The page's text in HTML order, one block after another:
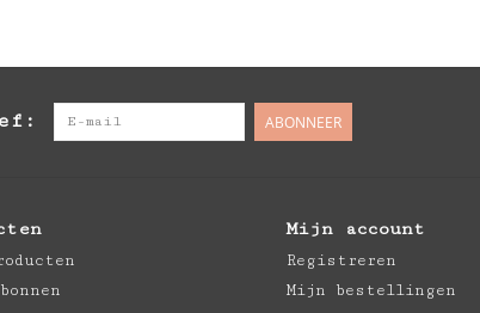
ABONNEER
Mijn account
Registreren
Mijn bestellingen